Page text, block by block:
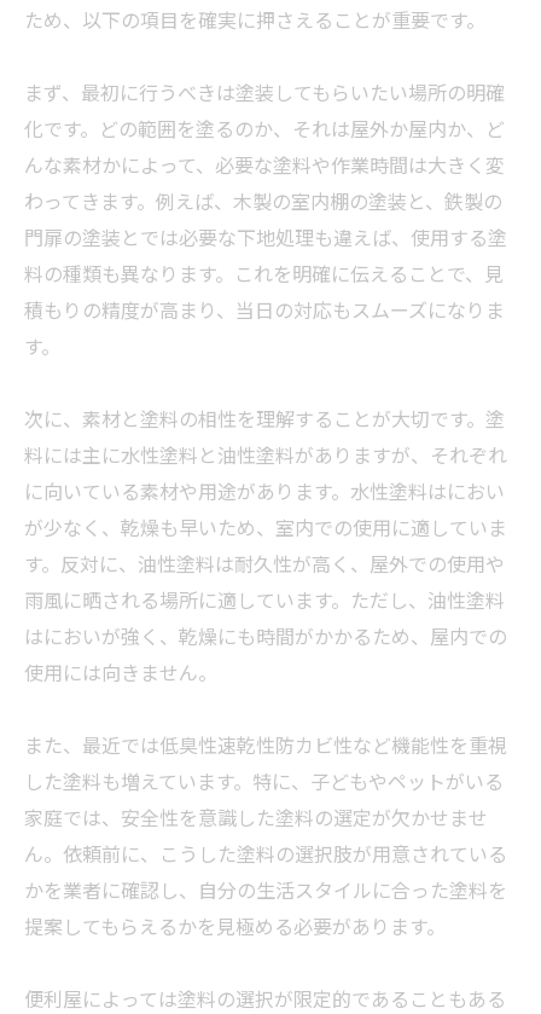
ため、以下の項目を確実に押さえることが重要です。
まず、最初に行うべきは塗装してもらいたい場所の明確
化です。どの範囲を塗るのか、それは屋外か屋内か、ど
んな素材かによって、必要な塗料や作業時間は大きく変
わってきます。例えば、木製の室内棚の塗装と、鉄製の
門扉の塗装とでは必要な下地処理も違えば、使用する塗
料の種類も異なります。これを明確に伝えることで、見
積もりの精度が高まり、当日の対応もスムーズになりま
す。
次に、素材と塗料の相性を理解することが大切です。塗
料には主に水性塗料と油性塗料がありますが、それぞれ
に向いている素材や用途があります。水性塗料はにおい
が少なく、乾燥も早いため、室内での使用に適していま
す。反対に、油性塗料は耐久性が高く、屋外での使用や
雨風に晒される場所に適しています。ただし、油性塗料
はにおいが強く、乾燥にも時間がかかるため、屋内での
使用には向きません。
また、最近では低臭性速乾性防カビ性など機能性を重視
した塗料も増えています。特に、子どもやペットがいる
家庭では、安全性を意識した塗料の選定が欠かせませ
ん。依頼前に、こうした塗料の選択肢が用意されている
かを業者に確認し、自分の生活スタイルに合った塗料を
提案してもらえるかを見極める必要があります。
便利屋によっては塗料の選択が限定的であることもある